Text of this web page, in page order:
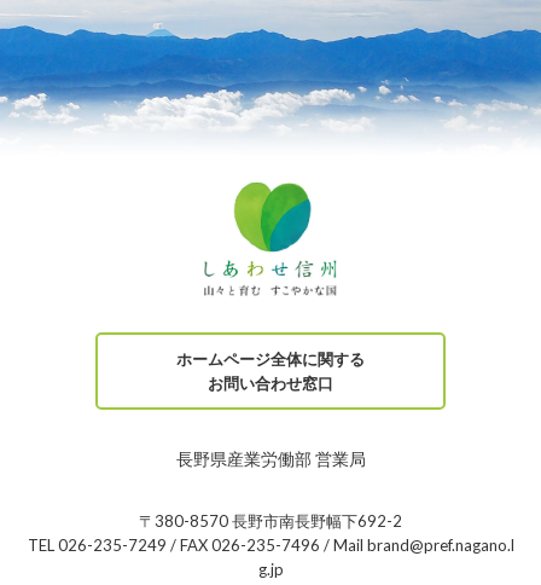
ホームページ全体に関する
お問い合わせ窓口
長野県産業労働部 営業局
〒380-8570 長野市南長野幅下692-2
TEL 026-235-7249 / FAX 026-235-7496 / Mail brand@pref.nagano.l
g.jp